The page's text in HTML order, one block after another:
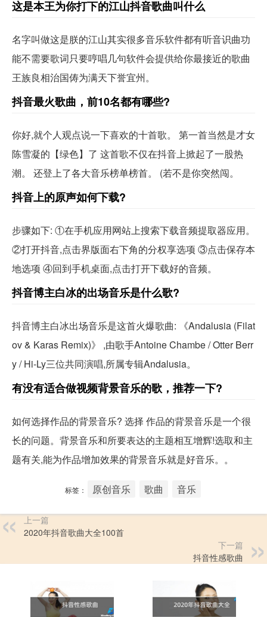
这是本王为你打下的江山抖音歌曲叫什么
名字叫做这是朕的江山其实很多音乐软件都有听音识曲功
能不需要歌词只要哼唱几句软件会提供给你最接近的歌曲
王族良相治国俦为满天下誉宜州。
抖音最火歌曲，前10名都有哪些?
你好,就个人观点说一下喜欢的十首歌。 第一首当然是才女
陈雪凝的【绿色】了 这首歌不仅在抖音上掀起了一股热
潮。 还登上了各大音乐榜单榜首。 (若不是你突然闯。
抖音上的原声如何下载?
步骤如下: ①在手机应用网站上搜索下载音频提取器应用。
②打开抖音,点击界版面右下角的分权享选项 ③点击保存本
地选项 ④回到手机桌面,点击打开下载好的音频。
抖音博主白冰的出场音乐是什么歌?
抖音博主白冰出场音乐是这首火爆歌曲: 《Andalusia (Filat
ov & Karas Remix)》 ,由歌手Antoine Chambe / Otter Berr
y / Hi-Ly三位共同演唱,所属专辑Andalusia。
有没有适合做视频背景音乐的歌，推荐一下?
如何选择作品的背景音乐? 选择 作品的背景音乐是一个很
长的问题。背景音乐和所要表达的主题相互增辉!选取和主
题有关,能为作品增加效果的背景音乐就是好音乐。。
标签： 原创音乐 歌曲 音乐
上一篇
2020年抖音歌曲大全100首
下一篇
抖音性感歌曲